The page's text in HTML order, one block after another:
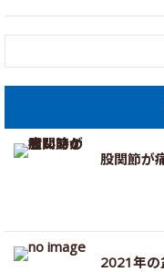
股関節が
2021年の